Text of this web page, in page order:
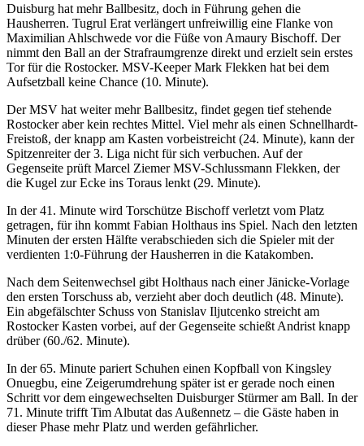
Duisburg hat mehr Ballbesitz, doch in Führung gehen die
Hausherren. Tugrul Erat verlängert unfreiwillig eine Flanke von
Maximilian Ahlschwede vor die Füße von Amaury Bischoff. Der
nimmt den Ball an der Strafraumgrenze direkt und erzielt sein erstes
Tor für die Rostocker. MSV-Keeper Mark Flekken hat bei dem
Aufsetzball keine Chance (10. Minute).
Der MSV hat weiter mehr Ballbesitz, findet gegen tief stehende
Rostocker aber kein rechtes Mittel. Viel mehr als einen Schnellhardt-
Freistoß, der knapp am Kasten vorbeistreicht (24. Minute), kann der
Spitzenreiter der 3. Liga nicht für sich verbuchen. Auf der
Gegenseite prüft Marcel Ziemer MSV-Schlussmann Flekken, der
die Kugel zur Ecke ins Toraus lenkt (29. Minute).
In der 41. Minute wird Torschütze Bischoff verletzt vom Platz
getragen, für ihn kommt Fabian Holthaus ins Spiel. Nach den letzten
Minuten der ersten Hälfte verabschieden sich die Spieler mit der
verdienten 1:0-Führung der Hausherren in die Katakomben.
Nach dem Seitenwechsel gibt Holthaus nach einer Jänicke-Vorlage
den ersten Torschuss ab, verzieht aber doch deutlich (48. Minute).
Ein abgefälschter Schuss von Stanislav Iljutcenko streicht am
Rostocker Kasten vorbei, auf der Gegenseite schießt Andrist knapp
drüber (60./62. Minute).
In der 65. Minute pariert Schuhen einen Kopfball von Kingsley
Onuegbu, eine Zeigerumdrehung später ist er gerade noch einen
Schritt vor dem eingewechselten Duisburger Stürmer am Ball. In der
71. Minute trifft Tim Albutat das Außennetz – die Gäste haben in
dieser Phase mehr Platz und werden gefährlicher.